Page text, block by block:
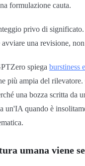
formulazione cauta.
privo di
una revisione,
spiega burstiness
più ampia del
una bozza scritta da
un'IA quando è
umana viene